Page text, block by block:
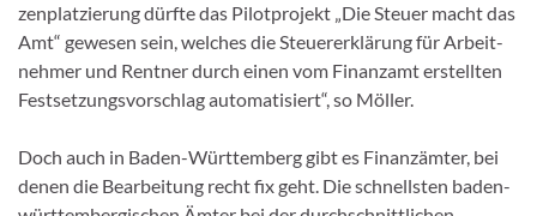
zenplatzierung dürfte das Pilotprojekt „Die Steuer macht das
Amt“ gewesen sein, welches die Steuererklärung für Arbeit­
nehmer und Rentner durch einen vom Finanzamt erstellten
Festsetzungsvorschlag automatisiert“, so Möller.
Doch auch in Baden-Württemberg gibt es Finanzämter, bei
denen die Bearbeitung recht fix geht. Die schnellsten baden-